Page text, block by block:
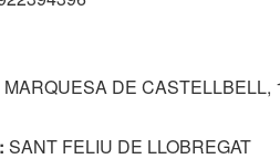
MARQUESA DE CASTELLBELL,
SANT FELIU DE LLOBREGAT